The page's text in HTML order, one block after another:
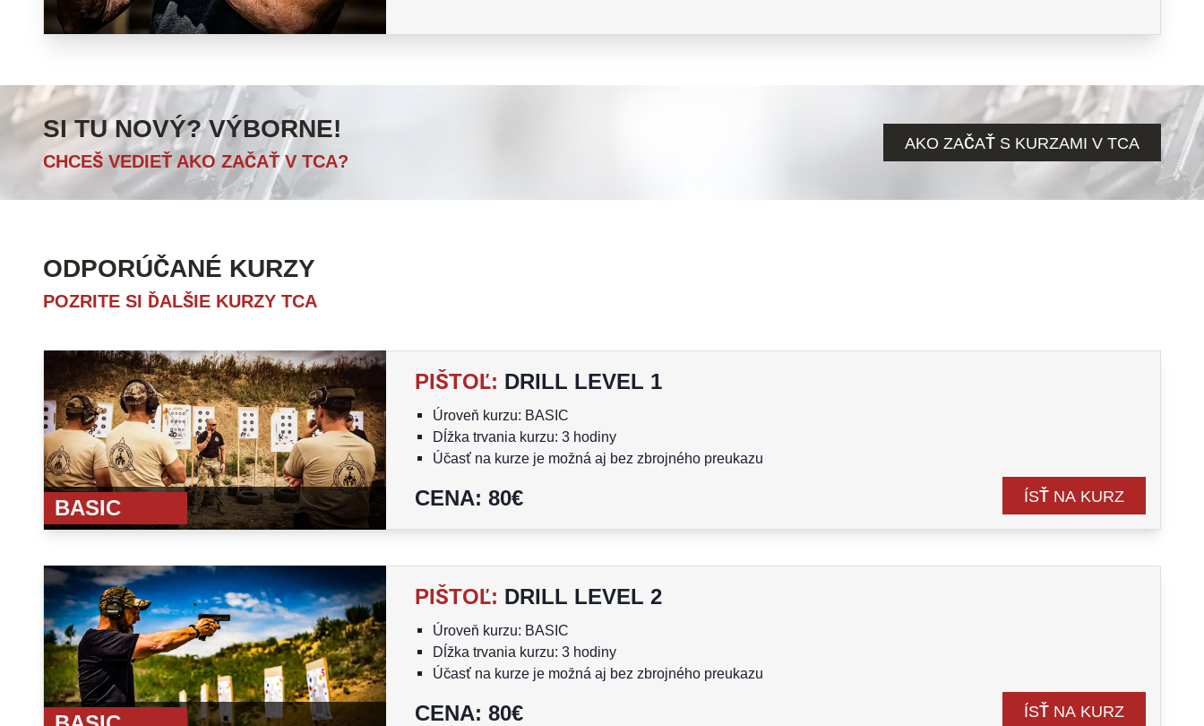
SI TU NOVÝ? VÝBORNE!
CHCEŠ VEDIEŤ AKO ZAČAŤ V TCA?
AKO ZAČAŤ S KURZAMI V TCA
ODPORÚČANÉ KURZY
POZRITE SI ĎALŠIE KURZY TCA
BASIC
PIŠTOĽ: DRILL LEVEL 1
Úroveň kurzu: BASIC
Dĺžka trvania kurzu: 3 hodiny
Účasť na kurze je možná aj bez zbrojného preukazu
CENA: 80€ ÍSŤ NA KURZ
PIŠTOĽ: DRILL LEVEL 2
Úroveň kurzu: BASIC
Dĺžka trvania kurzu: 3 hodiny
Účasť na kurze je možná aj bez zbrojného preukazu
CENA: 80€ ÍSŤ NA KURZ